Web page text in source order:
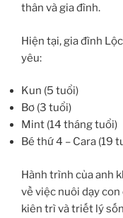
thân và gia đình.
Hiện tại, gia đình
yêu:
Kun (5 tuổi)
Bơ (3 tuổi)
Mint (14 tháng tuổi)
Bé thứ 4 – Cara (19
Hành trình của anh
về việc nuôi dạy con
kiên trì và triết lý